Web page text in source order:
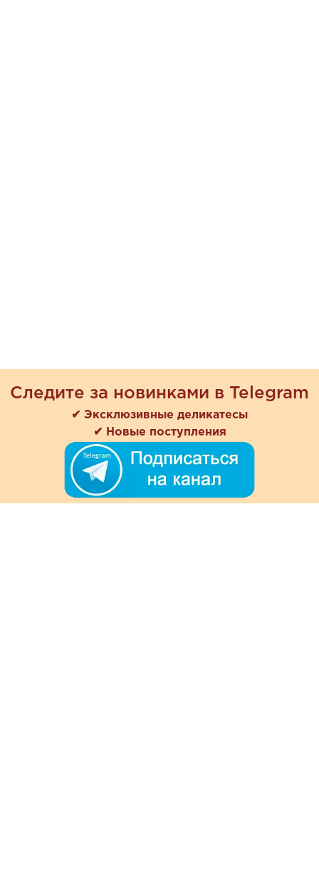
Следите за новинками в Telegram
✔ Эксклюзивные деликатесы
✔ Новые поступления